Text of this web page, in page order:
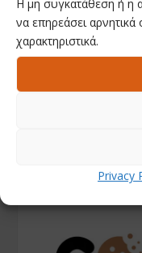
Η μη συγκατάθεση ή η
να επηρεάσει αρνητικά
χαρακτηριστικά.
Privacy